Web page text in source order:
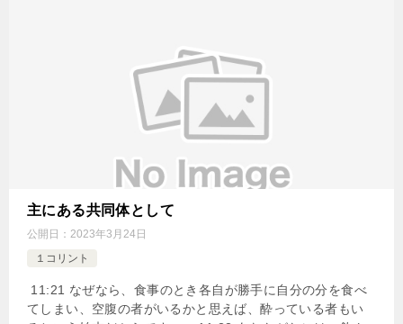
主にある共同体として
公開日： 2023年3月24日
１コリント
11:21 なぜなら、食事のとき各自が勝手に自分の分を食べ
てしまい、空腹の者がいるかと思えば、酔っている者もい